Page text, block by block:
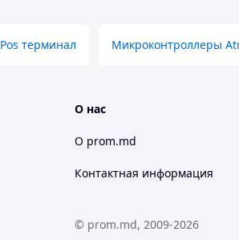
Pos терминал Микроконтроллеры
О нас
О prom.md
Контактная информация
© prom.md, 2009-2026